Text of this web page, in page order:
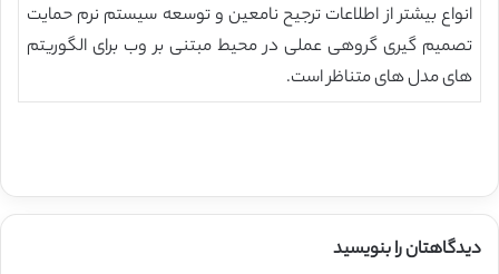
انواع بیشتر از اطلاعات ترجیح نامعین و توسعه سیستم نرم حمایت
تصمیم گیری گروهی عملی در محیط مبتنی بر وب برای الگوریتم
های مدل های متناظر است.
دیدگاهتان را بنویسید